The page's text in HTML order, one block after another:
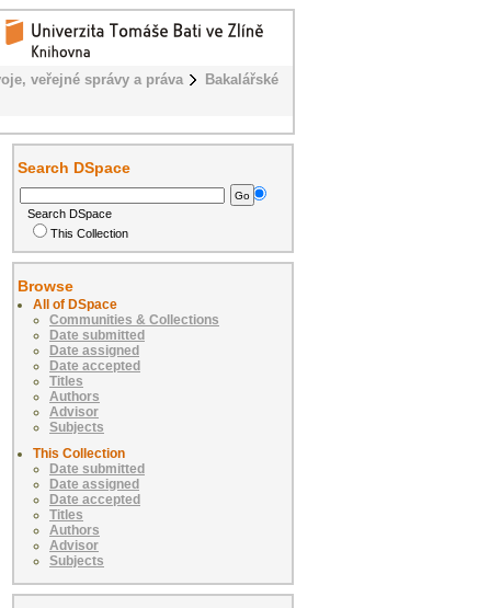
veřejné správy a práva
Bakalářské
Search DSpace
Search DSpace
This Collection
Browse
All of DSpace
Communities & Collections
Date submitted
Date assigned
Date accepted
Titles
Authors
Advisor
Subjects
This Collection
Date submitted
Date assigned
Date accepted
Titles
Authors
Advisor
Subjects